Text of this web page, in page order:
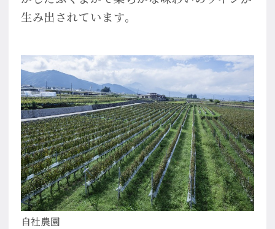
生み出されています。
自社農園